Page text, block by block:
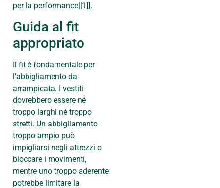
per la performance[[1]].
Guida al fit
appropriato
Il fit è fondamentale per
l’abbigliamento da
arrampicata. I vestiti
dovrebbero essere né
troppo larghi né troppo
stretti. Un abbigliamento
troppo ampio può
impigliarsi negli attrezzi o
bloccare i movimenti,
mentre uno troppo aderente
potrebbe limitare la